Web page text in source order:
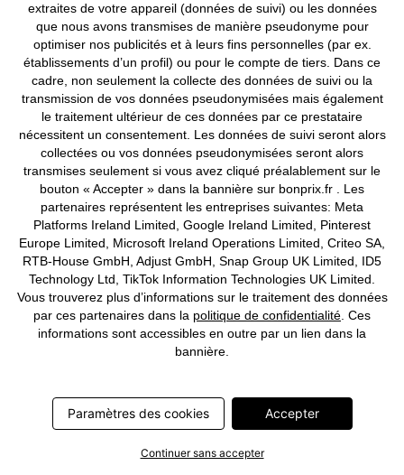
BONS PLANS
Robe fluide en viscose
mélangée
CHF 29,95CHF 53,95 -44%
Robe caftan en viscose fluide
CHF 37,95
extraites de votre appareil (données de suivi) ou les données
que nous avons transmises de manière pseudonyme pour
optimiser nos publicités et à leurs fins personnelles (par ex.
établissements d’un profil) ou pour le compte de tiers. Dans ce
cadre, non seulement la collecte des données de suivi ou la
transmission de vos données pseudonymisées mais également
le traitement ultérieur de ces données par ce prestataire
nécessitent un consentement. Les données de suivi seront alors
collectées ou vos données pseudonymisées seront alors
transmises seulement si vous avez cliqué préalablement sur le
bouton « Accepter » dans la bannière sur bonprix.fr . Les
partenaires représentent les entreprises suivantes: Meta
Platforms Ireland Limited, Google Ireland Limited, Pinterest
Europe Limited, Microsoft Ireland Operations Limited, Criteo SA,
RTB-House GmbH, Adjust GmbH, Snap Group UK Limited, ID5
Technology Ltd, TikTok Information Technologies UK Limited.
Vous trouverez plus d’informations sur le traitement des données
par ces partenaires dans la politique de confidentialité . Ces
informations sont accessibles en outre par un lien dans la
bannière.
Paramètres des cookies Accepter
Continuer sans accepter